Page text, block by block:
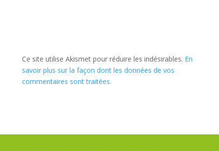
Ce site utilise Akismet pour réduire les indésirables. En
savoir plus sur la façon dont les données de vos
commentaires sont traitées.